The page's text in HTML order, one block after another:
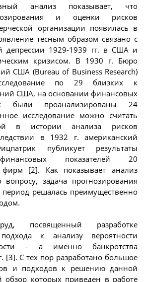
анализ показывает, что
и оценки рисков
организации появилась в
тесным образом связано с
депрессии 1929-1939 гг. в США и
кризисом. В 1930 г. Бюро
США (Bureau of Business Research)
по 29 близких к
США, на основании финансовых
были проанализированы 24
исследование можно считать
в истории анализа рисков
в 1932 г. американский
публикует результаты
показателей 20
фирм [2]. Как показывает анализ
задача прогнозирования
период решалась преимущественно
посвященный разработке
подхода к анализу вероятности
- а именно банкротства
[3]. С тех пор разработано большое
и подходов к решению данной
обзор которых приведен в работе